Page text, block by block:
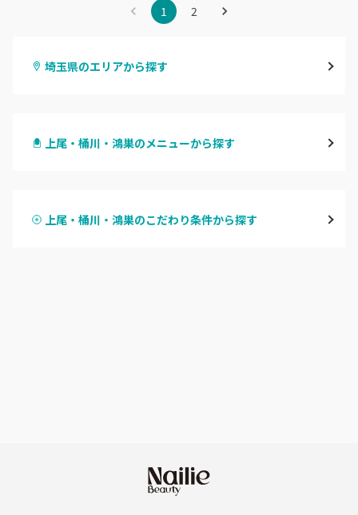
1 2
埼玉県のエリアから探す
ふじみ野・鶴瀬・上福岡
上尾・桶川・鴻巣のメニューから探す
ハンドスカルプ
上尾・桶川・鴻巣のこだわり条件から探す